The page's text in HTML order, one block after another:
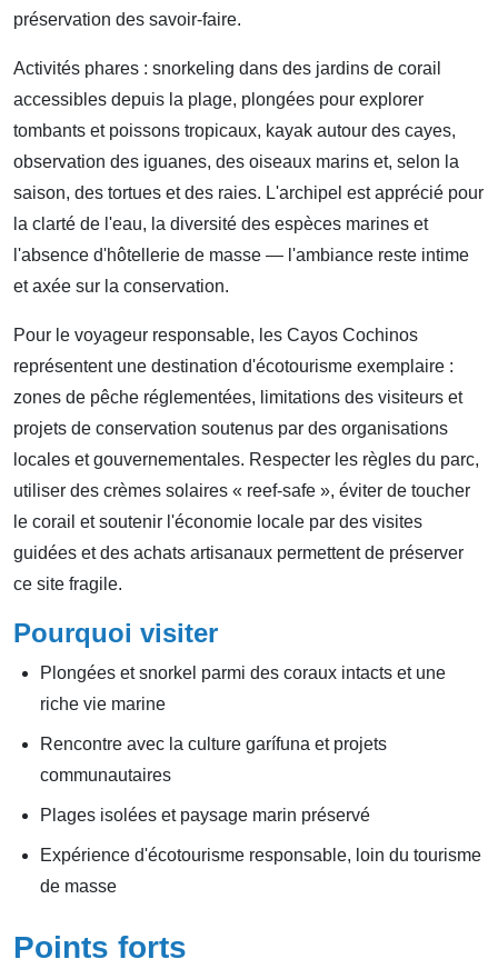
préservation des savoir-faire.
Activités phares : snorkeling dans des jardins de corail
accessibles depuis la plage, plongées pour explorer
tombants et poissons tropicaux, kayak autour des cayes,
observation des iguanes, des oiseaux marins et, selon la
saison, des tortues et des raies. L'archipel est apprécié pour
la clarté de l'eau, la diversité des espèces marines et
l'absence d'hôtellerie de masse — l'ambiance reste intime
et axée sur la conservation.
Pour le voyageur responsable, les Cayos Cochinos
représentent une destination d'écotourisme exemplaire :
zones de pêche réglementées, limitations des visiteurs et
projets de conservation soutenus par des organisations
locales et gouvernementales. Respecter les règles du parc,
utiliser des crèmes solaires « reef-safe », éviter de toucher
le corail et soutenir l'économie locale par des visites
guidées et des achats artisanaux permettent de préserver
ce site fragile.
Pourquoi visiter
Plongées et snorkel parmi des coraux intacts et une
riche vie marine
Rencontre avec la culture garífuna et projets
communautaires
Plages isolées et paysage marin préservé
Expérience d'écotourisme responsable, loin du tourisme
de masse
Points forts